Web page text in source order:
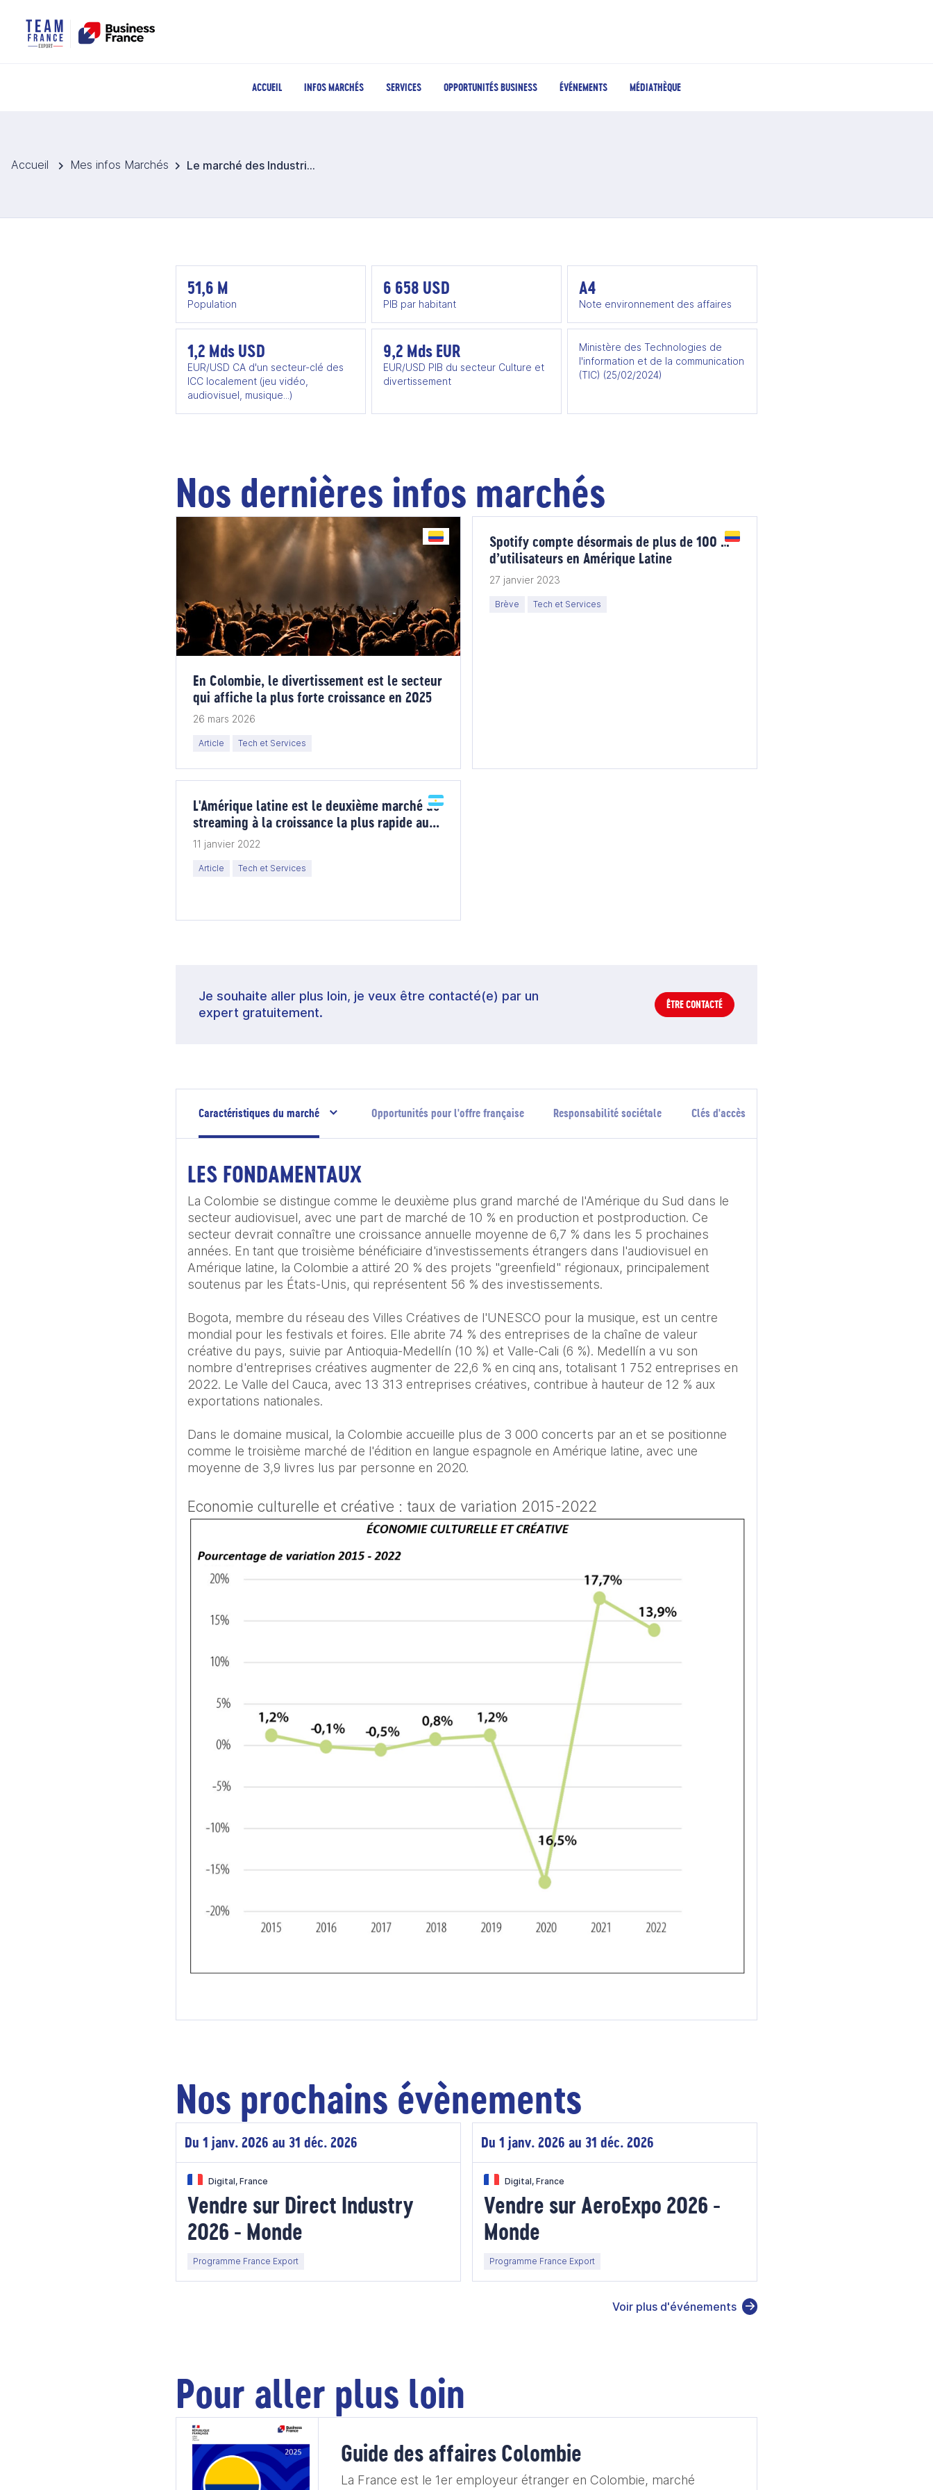
ACCUEIL INFOS MARCHÉS SERVICES OPPORTUNITÉS BUSINESS ÉVÉNEMENTS MÉDIATHÈQUE
Accueil Mes infos Marchés Le marché des Industries culturelles et créatives en Colombie
51,6 M
Population
6 658 USD
PIB par habitant
A4
Note environnement des affaires
1,2 Mds USD
EUR/USD CA d'un secteur-clé des
ICC localement (jeu vidéo,
audiovisuel, musique...)
9,2 Mds EUR
EUR/USD PIB du secteur Culture et
divertissement
Ministère des Technologies de
l'information et de la communication
(TIC) (25/02/2024)
Nos dernières infos marchés
En Colombie, le divertissement est le secteur
qui affiche la plus forte croissance en 2025
26 mars 2026
Article Tech et Services
Spotify compte désormais de plus de 100 M
d’utilisateurs en Amérique Latine
27 janvier 2023
Brève Tech et Services
L'Amérique latine est le deuxième marché de
streaming à la croissance la plus rapide au
monde
11 janvier 2022
Article Tech et Services
Je souhaite aller plus loin, je veux être contacté(e) par un
expert gratuitement.
ÊTRE CONTACTÉ
Caractéristiques du marché Opportunités pour l'offre française Responsabilité sociétale Clés d'accès
LES FONDAMENTAUX
La Colombie se distingue comme le deuxième plus grand marché de l'Amérique du Sud dans le
secteur audiovisuel, avec une part de marché de 10 % en production et postproduction. Ce
secteur devrait connaître une croissance annuelle moyenne de 6,7 % dans les 5 prochaines
années. En tant que troisième bénéficiaire d'investissements étrangers dans l'audiovisuel en
Amérique latine, la Colombie a attiré 20 % des projets "greenfield" régionaux, principalement
soutenus par les États-Unis, qui représentent 56 % des investissements.
Bogota, membre du réseau des Villes Créatives de l'UNESCO pour la musique, est un centre
mondial pour les festivals et foires. Elle abrite 74 % des entreprises de la chaîne de valeur
créative du pays, suivie par Antioquia-Medellín (10 %) et Valle-Cali (6 %). Medellín a vu son
nombre d'entreprises créatives augmenter de 22,6 % en cinq ans, totalisant 1 752 entreprises en
2022. Le Valle del Cauca, avec 13 313 entreprises créatives, contribue à hauteur de 12 % aux
exportations nationales.
Dans le domaine musical, la Colombie accueille plus de 3 000 concerts par an et se positionne
comme le troisième marché de l'édition en langue espagnole en Amérique latine, avec une
moyenne de 3,9 livres lus par personne en 2020.
Economie culturelle et créative : taux de variation 2015-2022
Nos prochains évènements
Du 1 janv. 2026 au 31 déc. 2026
Digital, France
Vendre sur Direct Industry
2026 - Monde
Programme France Export
Du 1 janv. 2026 au 31 déc. 2026
Digital, France
Vendre sur AeroExpo 2026 -
Monde
Programme France Export
Voir plus d'événements
Pour aller plus loin
Guide des affaires Colombie
La France est le 1er employeur étranger en Colombie, marché